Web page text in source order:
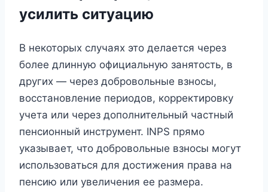
усилить ситуацию
В некоторых случаях это делается через
более длинную официальную занятость, в
других — через добровольные взносы,
восстановление периодов, корректировку
учета или через дополнительный частный
пенсионный инструмент. INPS прямо
указывает, что добровольные взносы могут
использоваться для достижения права на
пенсию или увеличения ее размера.